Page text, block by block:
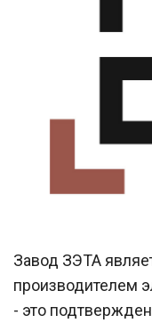
Завод ЗЭТА
производителем
- это